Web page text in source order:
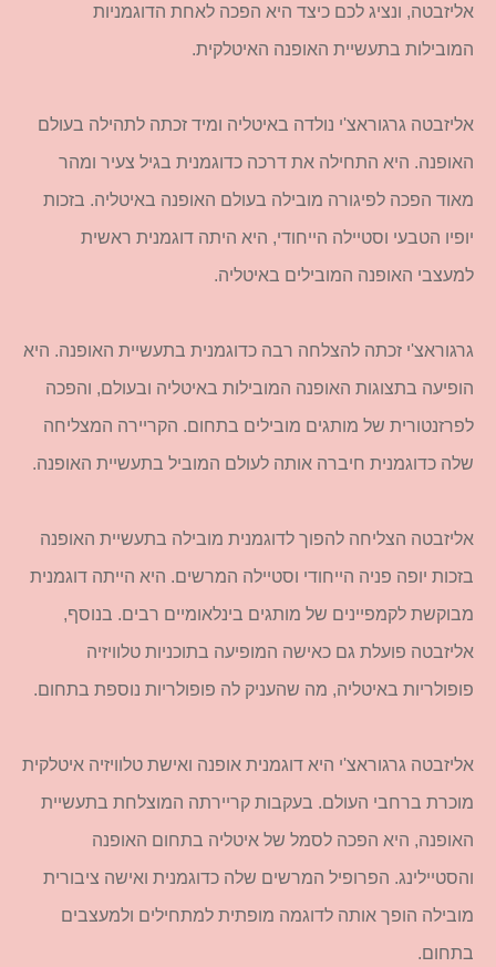
אליזבטה, ונציג לכם כיצד היא הפכה לאחת הדוגמניות
המובילות בתעשיית האופנה האיטלקית.
אליזבטה גרגוראצ'י נולדה באיטליה ומיד זכתה לתהילה בעולם
האופנה. היא התחילה את דרכה כדוגמנית בגיל צעיר ומהר
מאוד הפכה לפיגורה מובילה בעולם האופנה באיטליה. בזכות
יופיו הטבעי וסטיילה הייחודי, היא היתה דוגמנית ראשית
למעצבי האופנה המובילים באיטליה.
גרגוראצ'י זכתה להצלחה רבה כדוגמנית בתעשיית האופנה. היא
הופיעה בתצוגות האופנה המובילות באיטליה ובעולם, והפכה
לפרזנטורית של מותגים מובילים בתחום. הקריירה המצליחה
שלה כדוגמנית חיברה אותה לעולם המוביל בתעשיית האופנה.
אליזבטה הצליחה להפוך לדוגמנית מובילה בתעשיית האופנה
בזכות יופה פניה הייחודי וסטיילה המרשים. היא הייתה דוגמנית
מבוקשת לקמפיינים של מותגים בינלאומיים רבים. בנוסף,
אליזבטה פועלת גם כאישה המופיעה בתוכניות טלוויזיה
פופולריות באיטליה, מה שהעניק לה פופולריות נוספת בתחום.
אליזבטה גרגוראצ'י היא דוגמנית אופנה ואישת טלוויזיה איטלקית
מוכרת ברחבי העולם. בעקבות קריירתה המוצלחת בתעשיית
האופנה, היא הפכה לסמל של איטליה בתחום האופנה
והסטיילינג. הפרופיל המרשים שלה כדוגמנית ואישה ציבורית
מובילה הופך אותה לדוגמה מופתית למתחילים ולמעצבים
בתחום.